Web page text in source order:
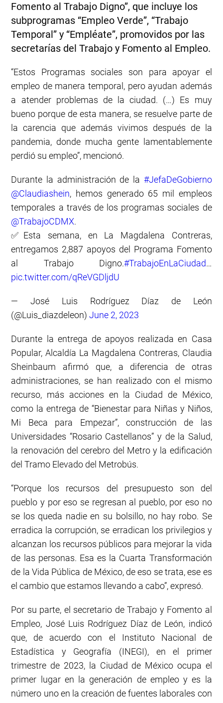
Fomento al Trabajo Digno”, que incluye los
subprogramas “Empleo Verde”, “Trabajo
Temporal” y “Empléate”, promovidos por las
secretarías del Trabajo y Fomento al Empleo.
“Estos Programas sociales son para apoyar el
empleo de manera temporal, pero ayudan además
a atender problemas de la ciudad. (…) Es muy
bueno porque de esta manera, se resuelve parte de
la carencia que además vivimos después de la
pandemia, donde mucha gente lamentablemente
perdió su empleo”, mencionó.
Durante la administración de la #JefaDeGobierno
@Claudiashein, hemos generado 65 mil empleos
temporales a través de los programas sociales de
@TrabajoCDMX.
✅Esta semana, en La Magdalena Contreras,
entregamos 2,887 apoyos del Programa Fomento
al Trabajo Digno.#TrabajoEnLaCiudad…
pic.twitter.com/qReVGDljdU
— José Luis Rodríguez Díaz de León
(@Luis_diazdeleon)June 2, 2023
Durante la entrega de apoyos realizada en Casa
Popular, Alcaldía La Magdalena Contreras, Claudia
Sheinbaum afirmó que, a diferencia de otras
administraciones, se han realizado con el mismo
recurso, más acciones en la Ciudad de México,
como la entrega de “Bienestar para Niñas y Niños,
Mi Beca para Empezar”, construcción de las
Universidades “Rosario Castellanos” y de la Salud,
la renovación del cerebro del Metro y la edificación
del Tramo Elevado del Metrobús.
“Porque los recursos del presupuesto son del
pueblo y por eso se regresan al pueblo, por eso no
se los queda nadie en su bolsillo, no hay robo. Se
erradica la corrupción, se erradican los privilegios y
alcanzan los recursos públicos para mejorar la vida
de las personas. Esa es la Cuarta Transformación
de la Vida Pública de México, de eso se trata, ese es
el cambio que estamos llevando a cabo”, expresó.
Por su parte, el secretario de Trabajo y Fomento al
Empleo, José Luis Rodríguez Díaz de León, indicó
que, de acuerdo con el Instituto Nacional de
Estadística y Geografía (INEGI), en el primer
trimestre de 2023, la Ciudad de México ocupa el
primer lugar en la generación de empleo y es la
número uno en la creación de fuentes laborales con